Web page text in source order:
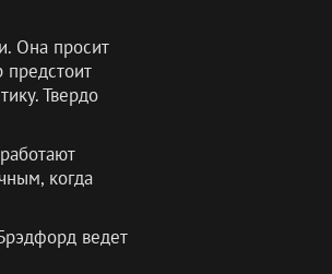
Она просит
Твердо
когда
ведет